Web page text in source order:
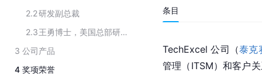
2.2研发副总裁
2.3
王勇博士，美国总部研发部总监
3 公司产品
4 奖项荣誉
条目
TechExcel 公司（泰克
管理（ITSM）和客户